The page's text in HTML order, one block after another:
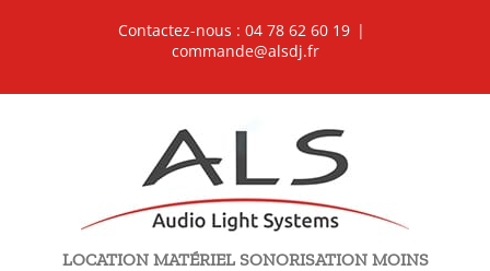
Contactez-nous : 04 78 62 60 19 |
commande@alsdj.fr
LOCATION MATÉRIEL SONORISATION MOINS